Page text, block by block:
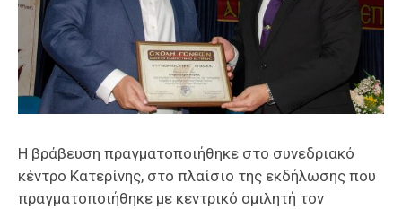
Η βράβευση πραγματοποιήθηκε στο συνεδριακό
κέντρο Κατερίνης, στο πλαίσιο της εκδήλωσης που
πραγματοποιήθηκε με κεντρικό ομιλητή τον